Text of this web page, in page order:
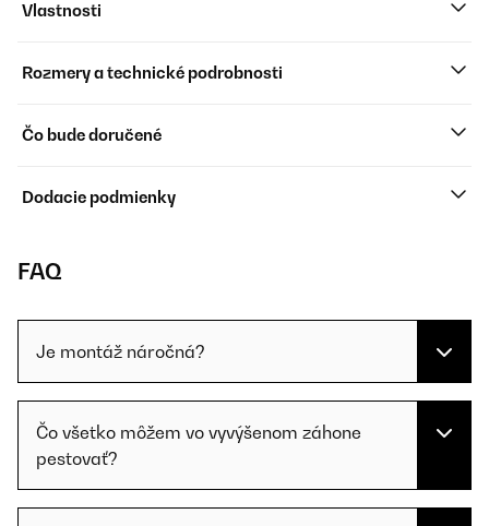
Vlastnosti
Rozmery a technické podrobnosti
Čo bude doručené
Dodacie podmienky
FAQ
Je montáž náročná?
Čo všetko môžem vo vyvýšenom záhone
pestovať?